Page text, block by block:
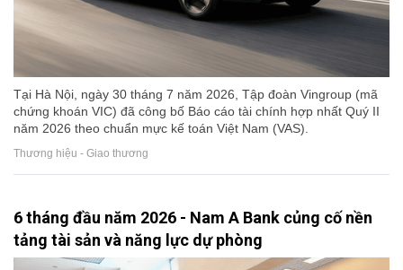
Tại Hà Nội, ngày 30 tháng 7 năm 2026, Tập đoàn Vingroup (mã
chứng khoán VIC) đã công bố Báo cáo tài chính hợp nhất Quý II
năm 2026 theo chuẩn mực kế toán Việt Nam (VAS).
Thương hiệu - Giao thương
6 tháng đầu năm 2026 - Nam A Bank củng cố nền
tảng tài sản và năng lực dự phòng